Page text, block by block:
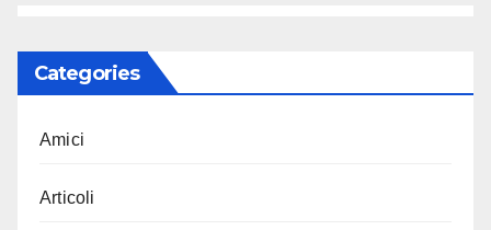
Categories
Amici
Articoli